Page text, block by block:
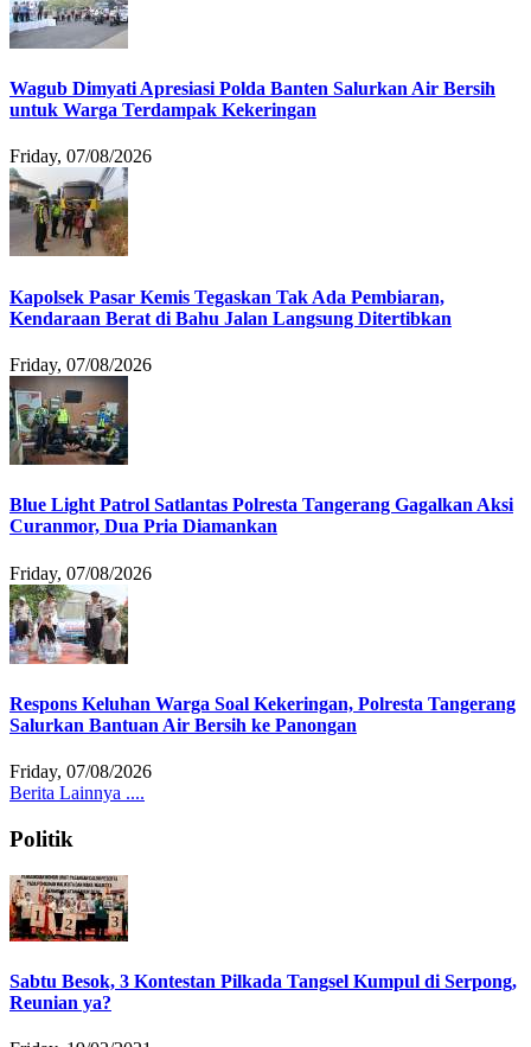
Wagub Dimyati Apresiasi Polda Banten Salurkan Air Bersih
untuk Warga Terdampak Kekeringan
Friday, 07/08/2026
Kapolsek Pasar Kemis Tegaskan Tak Ada Pembiaran,
Kendaraan Berat di Bahu Jalan Langsung Ditertibkan
Friday, 07/08/2026
Blue Light Patrol Satlantas Polresta Tangerang Gagalkan Aksi
Curanmor, Dua Pria Diamankan
Friday, 07/08/2026
Respons Keluhan Warga Soal Kekeringan, Polresta Tangerang
Salurkan Bantuan Air Bersih ke Panongan
Friday, 07/08/2026
Berita Lainnya ....
Politik
Sabtu Besok, 3 Kontestan Pilkada Tangsel Kumpul di Serpong,
Reunian ya?